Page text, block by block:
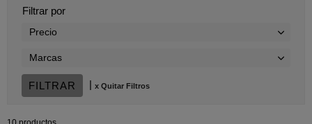
Filtrar por
Precio
Marcas
x Quitar Filtros